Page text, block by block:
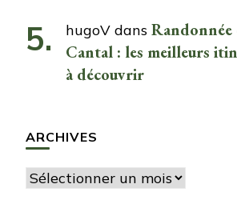
hugoV dans Randonnée
Cantal : les meilleurs
à découvrir
ARCHIVES
Archives